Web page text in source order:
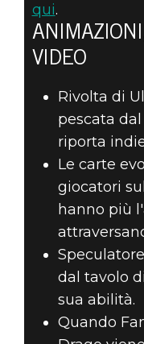
qui.
VIDEO
Rivolta di
pescata
riporta
Le carte
giocatori
hanno più
dal tavolo
sua abilità.
Quando